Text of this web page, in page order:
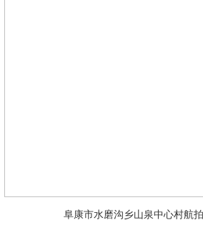
阜康市水磨沟乡山泉中心村航